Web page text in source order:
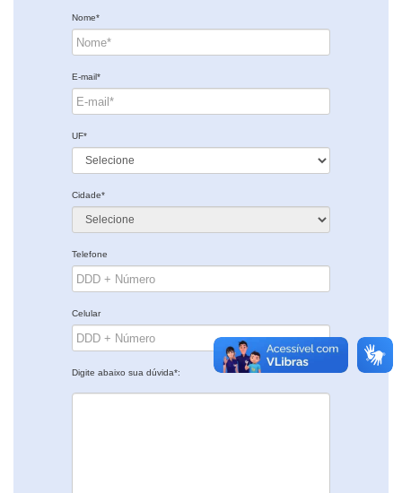
Nome*
E-mail*
UF*
Cidade*
Telefone
Celular
Digite abaixo sua dúvida*: